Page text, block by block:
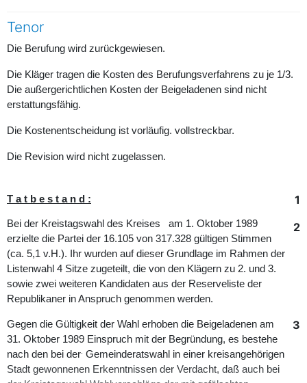
Tenor
Die Berufung wird zurückgewiesen.
Die Kläger tragen die Kosten des Berufungsverfahrens zu je 1/3.
Die außergerichtlichen Kosten der Beigeladenen sind nicht
erstattungsfähig.
Die Kostenentscheidung ist vorläufig. vollstreckbar.
Die Revision wird nicht zugelassen.
1
T a t b e s t a n d :
2
Bei der Kreistagswahl des Kreises am 1. Oktober 1989
erzielte die Partei der 16.105 von 317.328 gültigen Stimmen
(ca. 5,1 v.H.). Ihr wurden auf dieser Grundlage im Rahmen der
Listenwahl 4 Sitze zugeteilt, die von den Klägern zu 2. und 3.
sowie zwei weiteren Kandidaten aus der Reserveliste der
Republikaner in Anspruch genommen werden.
3
Gegen die Gültigkeit der Wahl erhoben die Beigeladenen am
31. Oktober 1989 Einspruch mit der Begründung, es bestehe
nach den bei der Gemeinderatswahl in einer kreisangehörigen
Stadt gewonnenen Erkenntnissen der Verdacht, daß auch bei